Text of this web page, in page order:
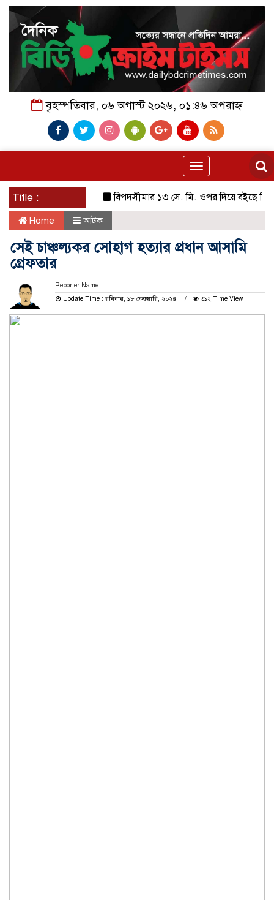
বৃহস্পতিবার, ০৬ অগাস্ট ২০২৬, ০১:৪৬ অপরাহ্ন
Toggle
navigation
Title : বিপদসীমার ১৩ সে. মি. ওপর দিয়ে বইছে তিস্তার
Home আটক
সেই চাঞ্চল্যকর সোহাগ হত্যার প্রধান আসামি
গ্রেফতার
Reporter Name
Update Time : রবিবার, ১৮ ফেব্রুয়ারি, ২০২৪
৩১২ Time View